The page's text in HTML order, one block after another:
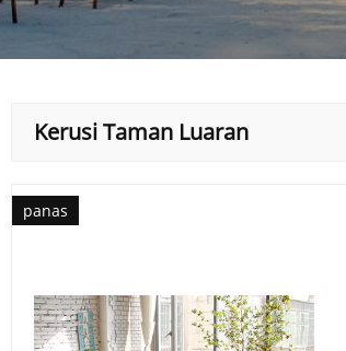
Kerusi Taman Luaran
panas